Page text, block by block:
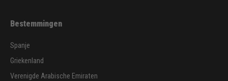
Bestemmingen
Spanje
Griekenland
Verenigde Arabische Emiraten